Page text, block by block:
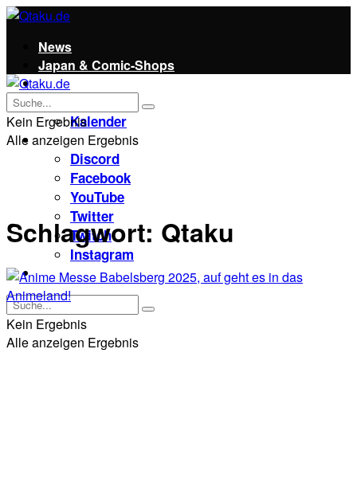
News
Japan & Comic-Shops
Qtaku
Kalender
Social
Discord
Facebook
YouTube
Twitter
Twitch
Instagram
Unterstützt uns!
Kein Ergebnis
Alle anzeigen Ergebnis
Kein Ergebnis
Alle anzeigen Ergebnis
Schlagwort: Qtaku